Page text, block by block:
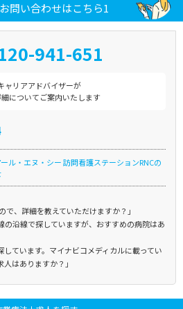
問い合わせはこちら1
941-651
ャリアアドバイザーが
についてご案内いたします
ル・エヌ・シー 訪問看護ステーションRNCの
で、詳細を教えていただけますか？」
沿線で探していますが、おすすめの病院はあ
しています。マイナビコメディカルに載ってい
ありますか？」